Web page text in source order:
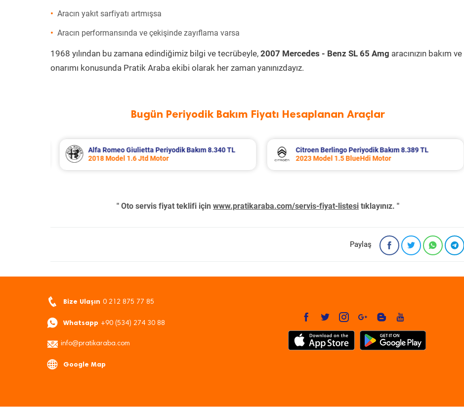
Aracın yakıt sarfiyatı artmışsa
Aracın performansında ve çekişinde zayıflama varsa
1968 yılından bu zamana edindiğimiz bilgi ve tecrübeyle, 2007 Mercedes - Benz SL 65 Amg aracınızın bakım ve
onarımı konusunda Pratik Araba ekibi olarak her zaman yanınızdayız.
Bugün Periyodik Bakım Fiyatı Hesaplanan Araçlar
Citroen Berlingo Periyodik Bakım 8.389 TL
2023 Model 1.5 BlueHdi Motor
Fiat Egea Cross Periyodik Bakım 8.683 TL
2023 Model 1.6 Multijet Motor
" Oto servis fiyat teklifi için www.pratikaraba.com/servis-fiyat-listesi tıklayınız. "
Paylaş
Bize Ulaşın 0 212 875 77 85
Whatsapp +90 (534) 274 30 88
info@pratikaraba.com
Google Map